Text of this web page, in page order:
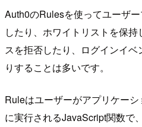
Auth0のRulesを使ってユーザ
したり、ホワイトリストを保
スを拒否したり、ログインイ
りすることは多いです。
Ruleはユーザーがアプリケーシ
に実行されるJavaScript関数で